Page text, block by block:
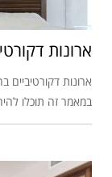
ארונות
ארונות
במאמר זה תוכלו